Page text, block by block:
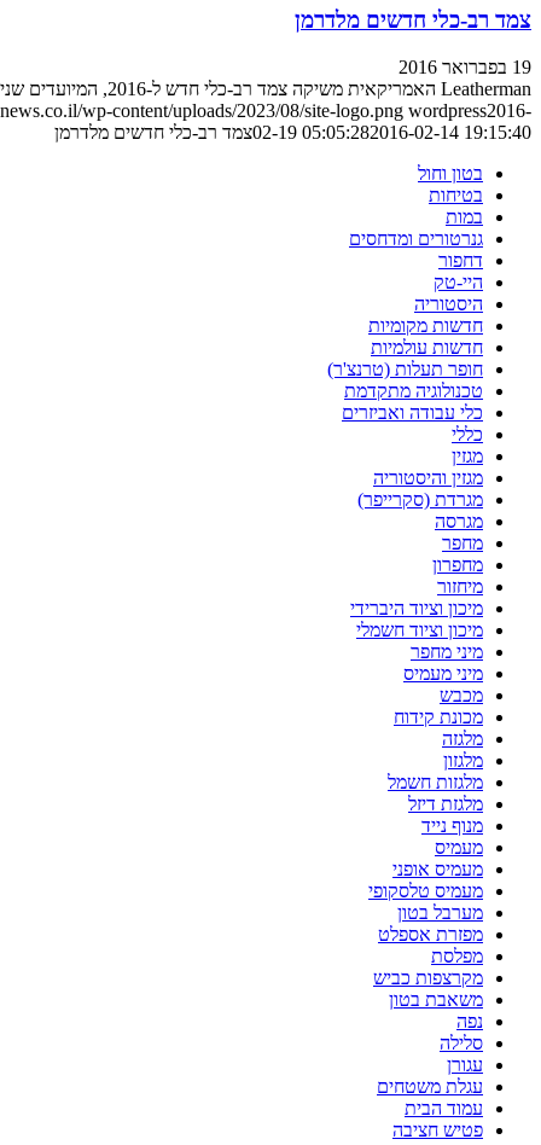
צמד רב-כלי חדשים מלדרמן
19 בפברואר 2016
Leatherman האמריקאית משיקה צמד רב-כלי חדש ל-2016, המיועדים שניהם בראש ובראשונה לעזור במצבי חירום
wp-content/uploads/2023/08/site-logo.png wordpress2016-
02-19 05:05:282016-02-14 19:15:40
צמד רב-כלי חדשים מלדרמן
בטון וחול
בטיחות
במות
גנרטורים ומדחסים
דחפור
היי-טק
היסטוריה
חדשות מקומיות
חדשות עולמיות
חופר תעלות (טרנצ'ר)
טכנולוגיה מתקדמת
כלי עבודה ואביזרים
כללי
מגזין
מגזין והיסטוריה
מגרדת (סקרייפר)
מגרסה
מחפר
מחפרון
מיחזור
מיכון וציוד היברידי
מיכון וציוד חשמלי
מיני מחפר
מיני מעמיס
מכבש
מכונת קידוח
מלגזה
מלגזון
מלגזות חשמל
מלגזת דיזל
מנוף נייד
מעמיס
מעמיס אופני
מעמיס טלסקופי
מערבל בטון
מפזרת אספלט
מפלסת
מקרצפות כביש
משאבת בטון
נפה
סלילה
עגורן
עגלת משטחים
עמוד הבית
פטיש חציבה